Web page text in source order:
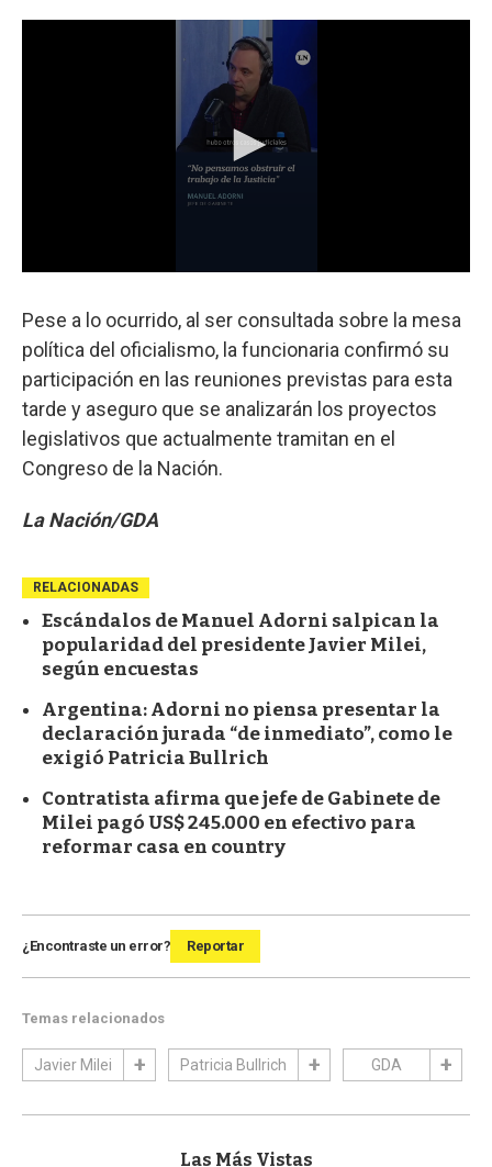
Pese a lo ocurrido, al ser consultada sobre la mesa
política del oficialismo, la funcionaria confirmó su
participación en las reuniones previstas para esta
tarde y aseguro que se analizarán los proyectos
legislativos que actualmente tramitan en el
Congreso de la Nación.
La Nación/GDA
RELACIONADAS
Escándalos de Manuel Adorni salpican la
popularidad del presidente Javier Milei,
según encuestas
Argentina: Adorni no piensa presentar la
declaración jurada “de inmediato”, como le
exigió Patricia Bullrich
Contratista afirma que jefe de Gabinete de
Milei pagó US$ 245.000 en efectivo para
reformar casa en country
¿Encontraste un error? Reportar
Temas relacionados
Javier Milei Patricia Bullrich GDA
Las Más Vistas